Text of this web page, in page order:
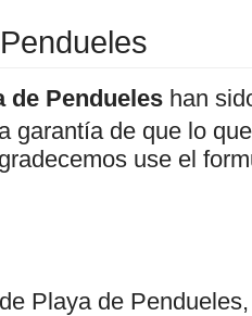
de Pendueles han
garantía de que lo
use el
Playa de